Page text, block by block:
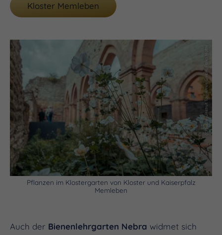
Kloster Memleben
(c) Saale-Unstrut Tourismus GmbH, Falko Matte
Pflanzen im Klostergarten von Kloster und Kaiserpfalz
Memleben
Auch der Bienenlehrgarten Nebra widmet sich